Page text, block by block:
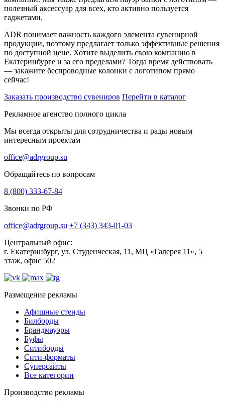
полезный аксессуар для всех, кто активно пользуется
гаджетами.
ADR понимает важность каждого элемента сувенирной
продукции, поэтому предлагает только эффективные решения
по доступной цене. Хотите выделить свою компанию в
Екатеринбурге и за его пределами? Тогда время действовать
— закажите беспроводные колонки с логотипом прямо
сейчас!
Заказать производство сувениров Перейти в каталог
Рекламное агенство полного цикла
Мы всегда открыты для сотрудничества и рады новым
интересным проектам
office@adrgroup.su
Обращайтесь по вопросам
8 (800) 333-67-84
Звонки по РФ
office@adrgroup.su +7 (343) 343-01-03
Центральный офис:
г. Екатеринбург, ул. Студенческая, 11, МЦ «Галерея 11», 5
этаж, офис 502
Размещение рекламы
Афишные стенды
Билборды
Брандмауэры
Буфы
Ситиборды
Сити-форматы
Суперсайты
Все категории
Производство рекламы